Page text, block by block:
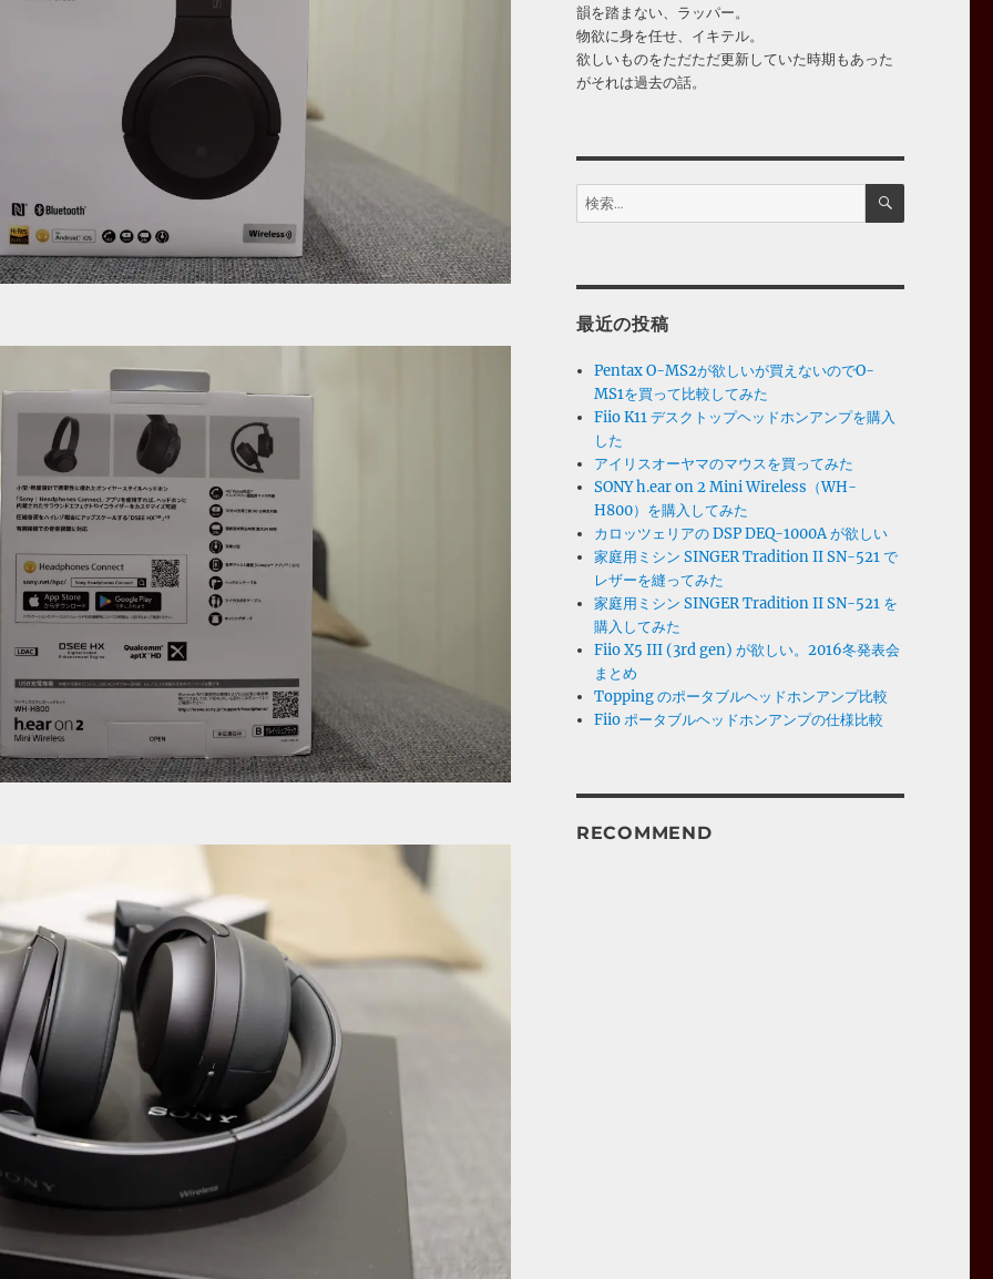
韻を踏まない、ラッパー。
物欲に身を任せ、イキテル。
欲しいものをただただ更新していた時期もあった
がそれは過去の話。
検
索:
検
最近の投稿
Pentax O-MS2が欲しいが買えないのでO-
MS1を買って比較してみた
Fiio K11 デスクトップヘッドホンアンプを購入
した
アイリスオーヤマのマウスを買ってみた
SONY h.ear on 2 Mini Wireless（WH-
H800）を購入してみた
カロッツェリアの DSP DEQ-1000A が欲しい
家庭用ミシン SINGER Tradition II SN-521 で
レザーを縫ってみた
家庭用ミシン SINGER Tradition II SN-521 を
購入してみた
Fiio X5 III (3rd gen) が欲しい。2016冬発表会
まとめ
Topping のポータブルヘッドホンアンプ比較
Fiio ポータブルヘッドホンアンプの仕様比較
RECOMMEND